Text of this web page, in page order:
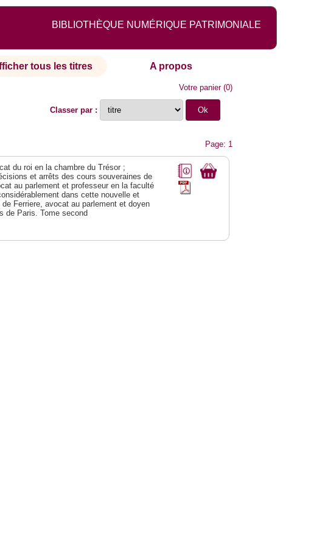
BIBLIOTHÈQUE NUMÉRIQUE PATRIMONIALE
tous les titres A propos
Votre panier(0)
Classer par :
Page: 1
du roi en la chambre du Trésor ;
et arrêts des cours souveraines de
au parlement et professeur en la faculté
dans cette nouvelle et
Ferriere, avocat au parlement et doyen
de Paris. Tome second